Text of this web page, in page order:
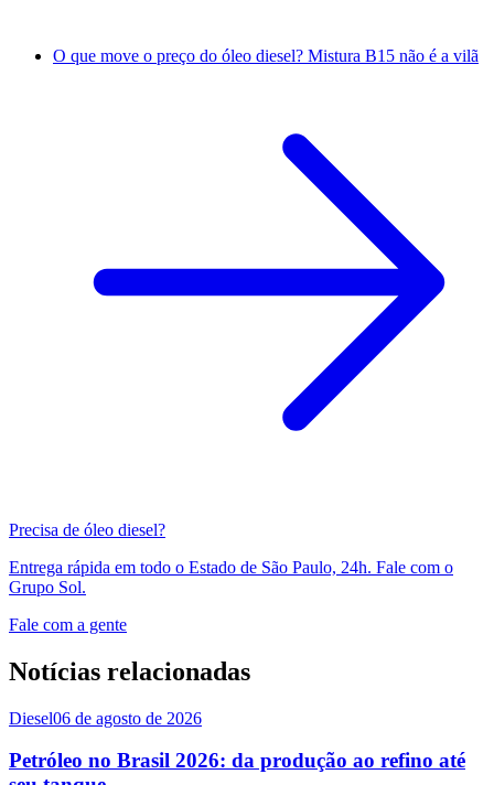
O que move o preço do óleo diesel? Mistura B15 não é a vilã
Precisa de óleo diesel?
Entrega rápida em todo o Estado de São Paulo, 24h. Fale com o
Grupo Sol.
Fale com a gente
Notícias relacionadas
Diesel06 de agosto de 2026
Petróleo no Brasil 2026: da produção ao refino até